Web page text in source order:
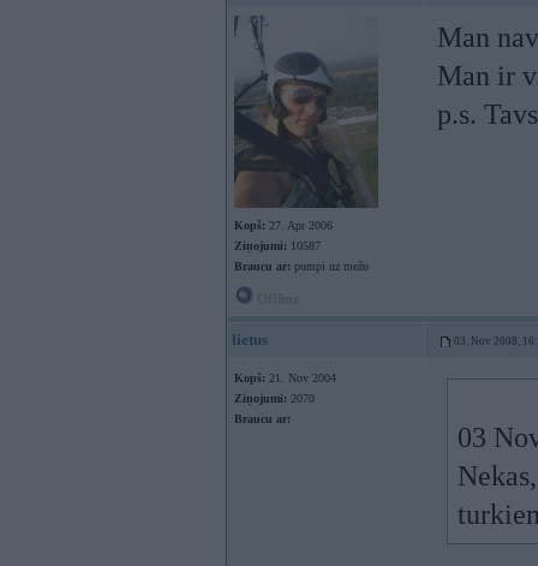
Kopš: 27. Apr 2006
Ziņojumi: 10587
Braucu ar: pumpi uz mežu
Man
Man ir
p.s.
lietus 03. Nov 2008,
Kopš: 21. Nov 2004
Ziņojumi: 2070
Braucu ar:
03